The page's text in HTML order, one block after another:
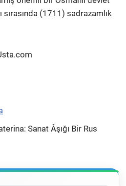
sırasında (1711) sadrazamlık
Sanat Âşığı Bir Rus